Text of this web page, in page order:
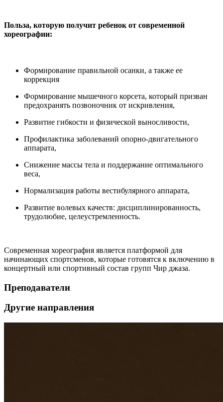
Польза, которую получит ребенок от современной
хореографии:
Формирование правильной осанки, а также ее
коррекция
Формирование мышечного корсета, который призван
предохранять позвоночник от искривления,
Развитие гибкости и физической выносливости,
Профилактика заболеваний опорно-двигательного
аппарата,
Снижение массы тела и поддержание оптимального
веса,
Нормализация работы вестибулярного аппарата,
Развитие волевых качеств: дисциплинированность,
трудолюбие, целеустремленность.
Современная хореография является платформой для
начинающих спортсменов, которые готовятся к включению в
концертный или спортивный состав групп Чир джаза.
Преподаватели
Другие направления